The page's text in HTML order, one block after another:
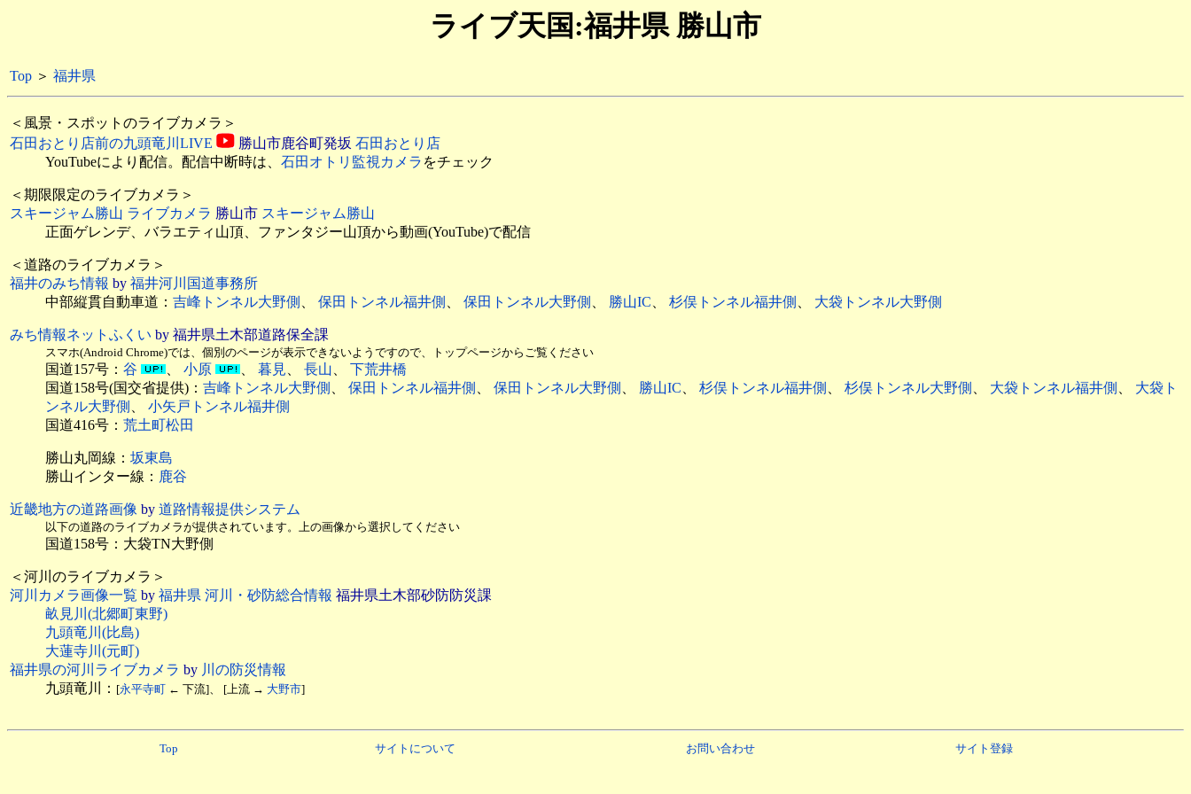
ライブ天国:福井県 勝山市
Top ＞ 福井県
＜風景・スポットのライブカメラ＞
石田おとり店前の九頭竜川LIVE
勝山市鹿谷町発坂 石田おとり店
YouTubeにより配信。配信中断時は、 石田オトリ監視カメラ をチェック
＜期限限定のライブカメラ＞
スキージャム勝山 ライブカメラ 勝山市 スキージャム勝山
正面ゲレンデ、バラエティ山頂、ファンタジー山頂から動画(YouTube)で配信
＜道路のライブカメラ＞
福井のみち情報 by 福井河川国道事務所
中部縦貫自動車道： 吉峰トンネル大野側 、 保田トンネル福井側 、 保田トンネル大野側 、 勝山IC、 杉俣トンネル福井側 、 大袋トンネル大野側
みち情報ネットふくい by 福井県土木部道路保全課
スマホ(Android Chrome)では、個別のページが表示できないようですので、トップページからご覧ください
国道157号： 谷 、 小原 、 暮見、 長山、 下荒井橋
国道158号(国交省提供)： 吉峰トンネル大野側 、 保田トンネル福井側 、 保田トンネル大野側 、 勝山IC、 杉俣トンネル福井側 、 杉俣トンネル大野側 、 大袋トンネル福井側 、 大袋ト
ンネル大野側 、 小矢戸トンネル福井側
国道416号： 荒土町松田
勝山丸岡線： 坂東島
勝山インター線： 鹿谷
近畿地方の道路画像 by 道路情報提供システム
以下の道路のライブカメラが提供されています。上の画像から選択してください
国道158号：大袋TN大野側
＜河川のライブカメラ＞
河川カメラ画像一覧 by 福井県 河川・砂防総合情報 福井県土木部砂防防災課
畝見川(北郷町東野)
九頭竜川(比島)
大蓮寺川(元町)
福井県の河川ライブカメラ by 川の防災情報
九頭竜川： [永平寺町 ← 下流]、 [上流 → 大野市]
Top サイトについて お問い合わせ サイト登録